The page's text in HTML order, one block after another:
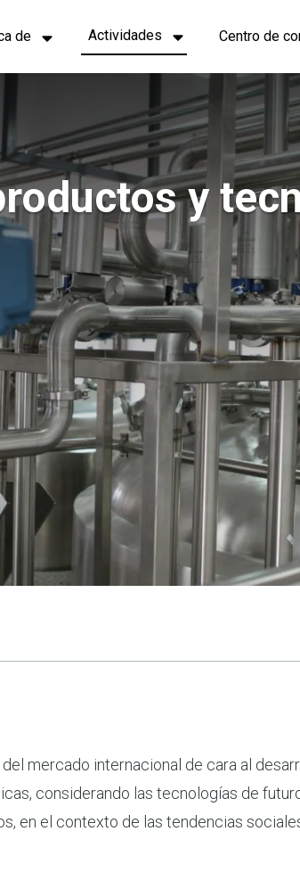
de Actividades Centro de
y
mercado internacional de cara al
considerando las tecnologías de
en el contexto de las tendencias